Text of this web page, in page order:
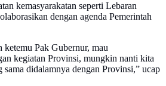
kemasyarakatan seperti Lebaran
dengan agenda Pemerintah
ketemu Pak Gubernur, mau
kegiatan Provinsi, mungkin nanti kita
sama didalamnya dengan Provinsi,” ucap